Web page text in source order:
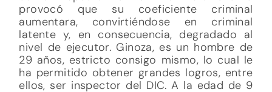
provocó que su coeficiente criminal
aumentara, convirtiéndose en criminal
latente y, en consecuencia, degradado al
nivel de ejecutor. Ginoza, es un hombre de
29 años, estricto consigo mismo, lo cual le
ha permitido obtener grandes logros, entre
ellos, ser inspector del DIC. A la edad de 9